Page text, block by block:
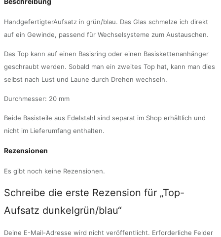
HandgefertigterAufsatz in grün/blau. Das Glas schmelze ich direkt
auf ein Gewinde, passend für Wechselsysteme zum Austauschen.
Das Top kann auf einen Basisring oder einen Basiskettenanhänger
geschraubt werden. Sobald man ein zweites Top hat, kann man dies
selbst nach Lust und Laune durch Drehen wechseln.
Durchmesser: 20 mm
Beide Basisteile aus Edelstahl sind separat im Shop erhältlich und
nicht im Lieferumfang enthalten.
Rezensionen
Es gibt noch keine Rezensionen.
Schreibe die erste Rezension für „Top-
Aufsatz dunkelgrün/blau“
Deine E-Mail-Adresse wird nicht veröffentlicht. Erforderliche Felder